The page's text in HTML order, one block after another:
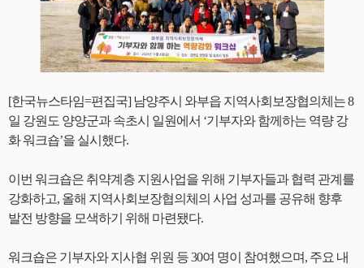
[한국뉴스타임=편집국] 남양주시 와부읍 지역사회보장협의체는 8
일 강원도 양양군과 속초시 일원에서 ‘기부자와 함께하는 역량 강
화 워크숍’을 실시했다.
이번 워크숍은 취약계층 지원사업을 위해 기부자들과 협력 관계를
강화하고, 올해 지역사회보장협의체의 사업 성과를 공유해 향후
발전 방향을 모색하기 위해 마련됐다.
워크숍은 기부자와 지사협 위원 등 30여 명이 참여했으며, 주요 내